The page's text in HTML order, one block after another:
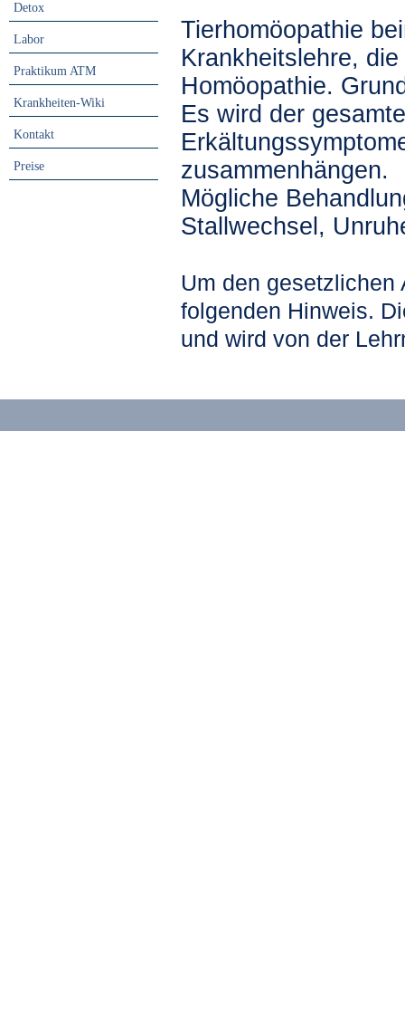
Detox
Labor
Praktikum ATM
Krankheiten-Wiki
Kontakt
Preise
Tierhomöopathie
Krankheitslehre,
Homöopathie.
Es wird der
zusammenhängen.
Mögliche
Stallwechsel,
Um den gesetzlichen
folgenden Hinweis.
und wird von der